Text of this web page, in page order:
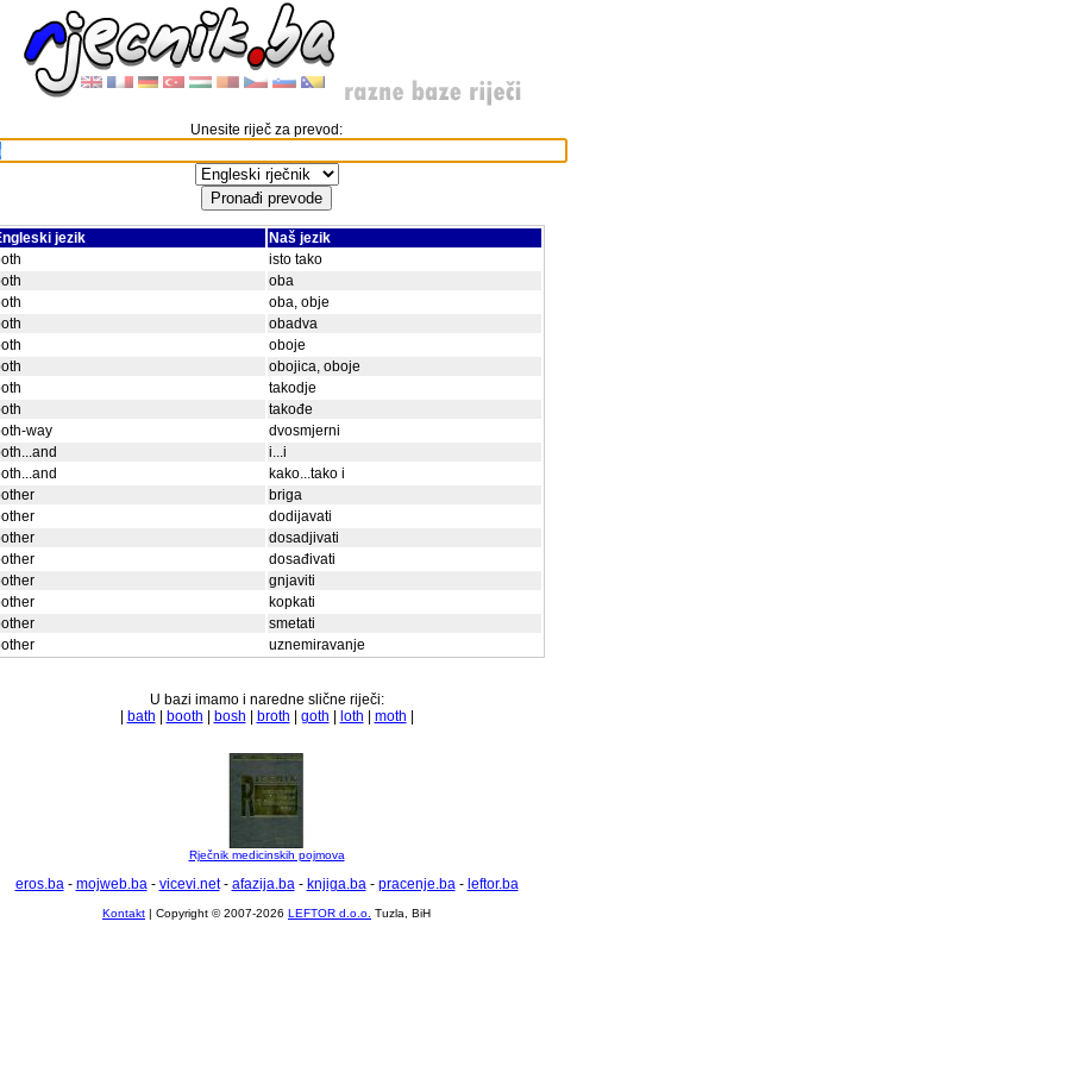
Unesite riječ za prevod:
jezik
Naš jezik
isto tako
oba
oba, obje
obadva
oboje
obojica, oboje
takodje
takođe
way
dvosmjerni
i...i
kako...tako i
briga
dodijavati
dosadjivati
dosađivati
gnjaviti
kopkati
smetati
uznemiravanje
U bazi imamo i naredne slične riječi:
bath booth bosh broth goth loth moth
Rječnik medicinskih pojmova
eros.ba- mojweb.ba- vicevi.net- afazija.ba- knjiga.ba- pracenje.ba- leftor.ba
Kontakt | Copyright © 2007-2026 LEFTOR d.o.o. Tuzla, BiH